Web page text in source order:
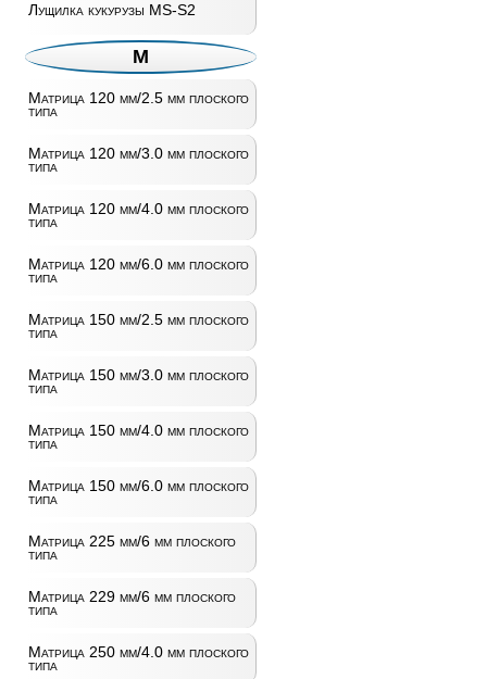
Лущилка кукурузы MS-S2
М
Матрица 120 мм/2.5 мм плоского
типа
Матрица 120 мм/3.0 мм плоского
типа
Матрица 120 мм/4.0 мм плоского
типа
Матрица 120 мм/6.0 мм плоского
типа
Матрица 150 мм/2.5 мм плоского
типа
Матрица 150 мм/3.0 мм плоского
типа
Матрица 150 мм/4.0 мм плоского
типа
Матрица 150 мм/6.0 мм плоского
типа
Матрица 225 мм/6 мм плоского
типа
Матрица 229 мм/6 мм плоского
типа
Матрица 250 мм/4.0 мм плоского
типа